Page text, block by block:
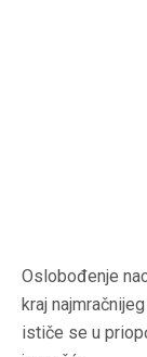
Oslobođenje
kraj
ističe se u